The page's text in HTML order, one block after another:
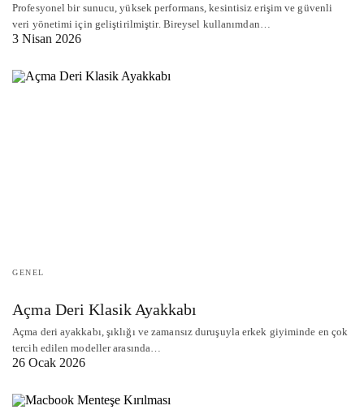
Profesyonel bir sunucu, yüksek performans, kesintisiz erişim ve güvenli
veri yönetimi için geliştirilmiştir. Bireysel kullanımdan…
3 Nisan 2026
GENEL
Açma Deri Klasik Ayakkabı
Açma deri ayakkabı, şıklığı ve zamansız duruşuyla erkek giyiminde en çok
tercih edilen modeller arasında…
26 Ocak 2026